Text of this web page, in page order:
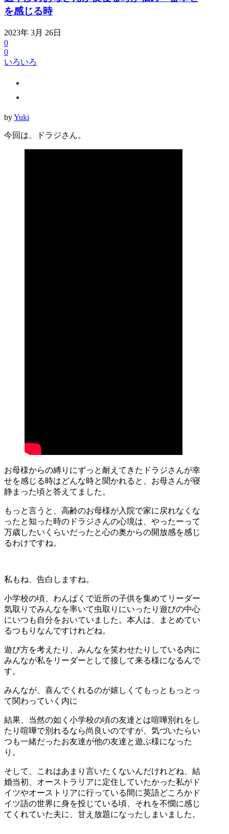
を感じる時
2023年 3月 26日
0
0
いろいろ
byYuki
今回は、ドラジさん。
お母様からの縛りにずっと耐えてきたドラジさんが幸
せを感じる時はどんな時と聞かれると、お母さんが寝
静まった頃と答えてました。
もっと言うと、高齢のお母様が入院で家に戻れなくな
ったと知った時のドラジさんの心境は、やったーって
万歳したいくらいだったと心の奥からの開放感を感じ
るわけですね。
私もね、告白しますね。
小学校の頃、わんぱくで近所の子供を集めてリーダー
気取りでみんなを率いて虫取りにいったり遊びの中心
にいつも自分をおいていました。本人は、まとめてい
るつもりなんですけれどね。
遊び方を考えたり、みんなを笑わせたりしている内に
みんなが私をリーダーとして接して来る様になるんで
す。
みんなが、喜んでくれるのが嬉しくてもっともっとっ
て関わっていく内に
結果、当然の如く小学校の頃の友達とは喧嘩別れをし
たり喧嘩で別れるなら尚良いのですが、気づいたらい
つも一緒だったお友達が他の友達と遊ぶ様になった
り。
そして、これはあまり言いたくないんだけれどね、結
婚当初、オーストラリアに定住していたかった私がド
イツやオーストリアに行っている間に英語どころかド
イツ語の世界に身を投じている頃、それを不憫に感じ
てくれていた夫に、甘え放題になったしまいました。